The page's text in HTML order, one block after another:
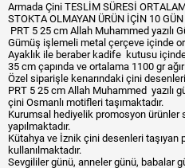
Armada Çini TESLİM SÜRESİ
STOKTA OLMAYAN ÜRÜN İÇİN 10
PRT 5 25 cm Allah Muhammed yazılı
Gümüş işlemeli metal çerçeve içinde
Ayaklık ile beraber kadife kutusu
35 cm çapında ve ortalama 1100 gr
Özel siparişle kenarındaki çini
PRT 5 25 cm Allah Muhammed yazılı
çini Osmanlı motifleri taşımaktadır.
Kurumsal hediyelik promosyon ürünler
yapılmaktadır.
Kütahya ve İznik çini desenleri taşıyan
kullanılmaktadır.
Sevgililer günü, anneler günü, babalar